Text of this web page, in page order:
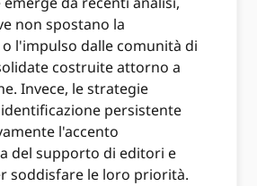
non spostano la
l'impulso dalle comunità di
costruite attorno a
Invece, le strategie
persistente
l'accento
del supporto di editori e
soddisfare le loro priorità.